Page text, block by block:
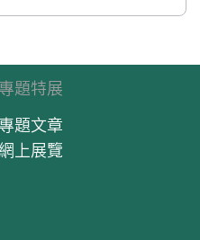
專題特展
專題文章
網上展覽